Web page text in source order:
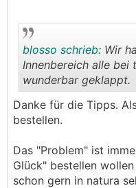
blosso schrieb: Wir
Innenbereich alle bei
wunderbar geklappt.
Danke für die Tipps.
bestellen.
Das "Problem" ist
Glück" bestellen
schon gern in natura